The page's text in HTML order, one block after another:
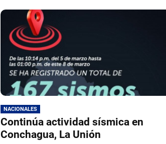
NACIONALES
Continúa actividad sísmica en
Conchagua, La Unión